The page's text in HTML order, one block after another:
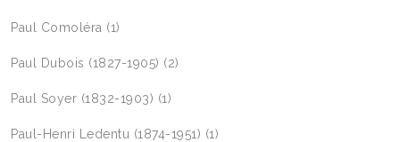
Paul Comoléra (1)
Paul Dubois (1827-1905) (2)
Paul Soyer (1832-1903) (1)
Paul-Henri Ledentu (1874-1951) (1)